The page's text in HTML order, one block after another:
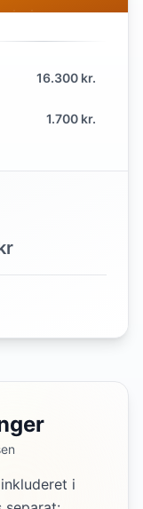
16.300 kr.
1.700 kr.
i